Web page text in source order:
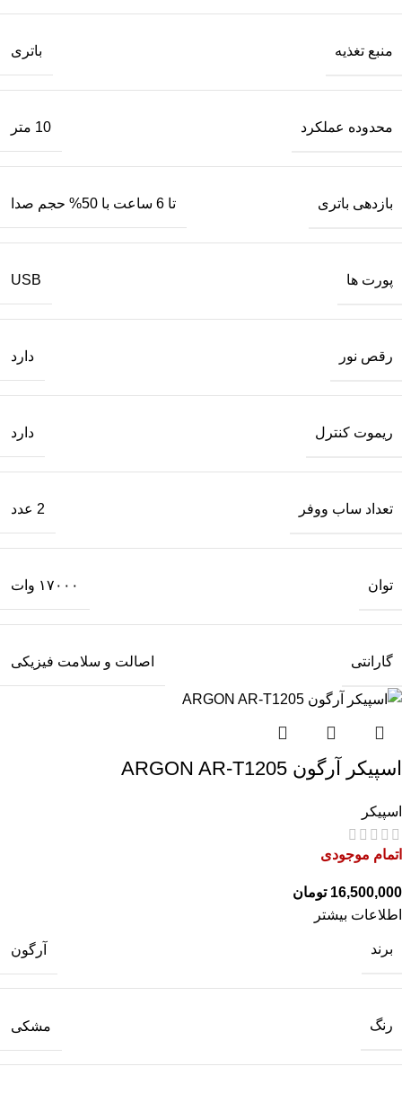
منبع تغذیه باتری
محدوده عملکرد 10 متر
بازدهی باتری تا 6 ساعت با 50% حجم صدا
پورت‌ ها USB
رقص نور دارد
ریموت کنترل دارد
تعداد ساب‌ ووفر 2 عدد
توان ۱۷۰۰۰ وات
گارانتی اصالت و سلامت فیزیکی
اسپیکر آرگون ARGON AR-T1205
اسپیکر
اتمام موجودی
تومان
اطلاعات بیشتر
برند آرگون
رنگ مشکی